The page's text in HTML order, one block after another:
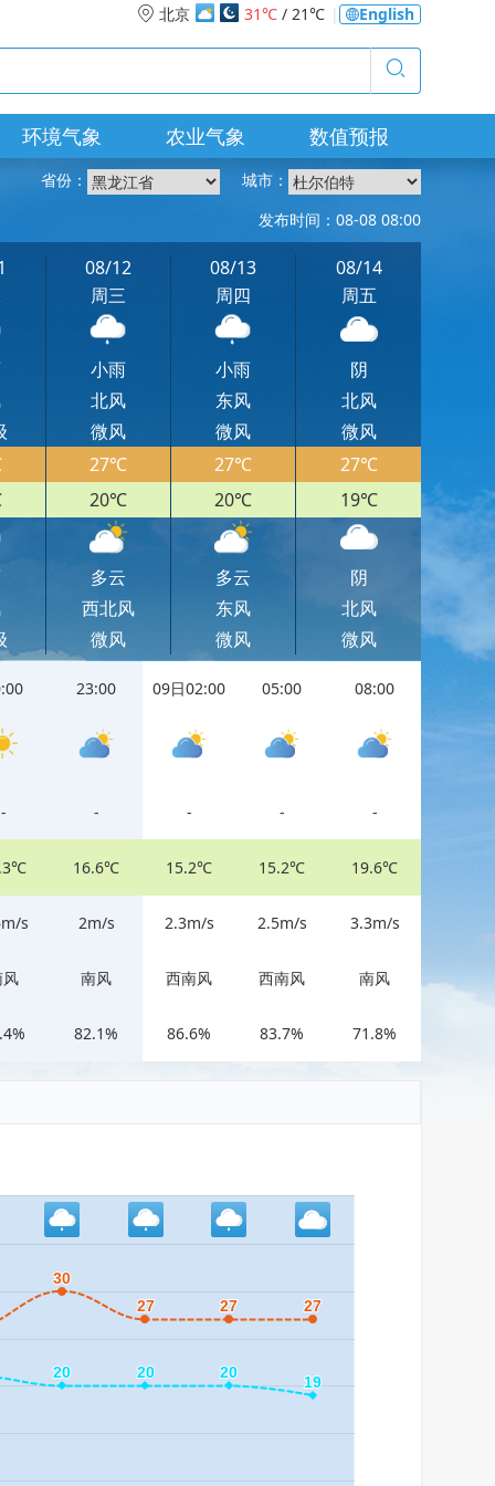
北京 31℃ / 21℃ English
环境气象 农业气象 数值预报
省份：
城市：
发布时间：08-08 08:00
08/12
周三
小雨
北风
微风
27℃
20℃
多云
西北风
微风
08/13
周四
小雨
东风
微风
27℃
20℃
多云
东风
微风
08/14
周五
阴
北风
微风
27℃
19℃
阴
北风
微风
-
s
23:00
-
16.6℃
2m/s
南风
82.1%
09日02:00
-
15.2℃
2.3m/s
西南风
86.6%
05:00
-
15.2℃
2.5m/s
西南风
83.7%
08:00
-
19.6℃
3.3m/s
南风
71.8%
30
30
27
27 27
27 27
27
20
20 20
20 20
20
19
19